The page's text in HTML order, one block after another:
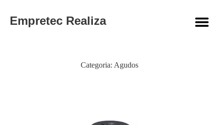
Empretec Realiza
Categoria: Agudos